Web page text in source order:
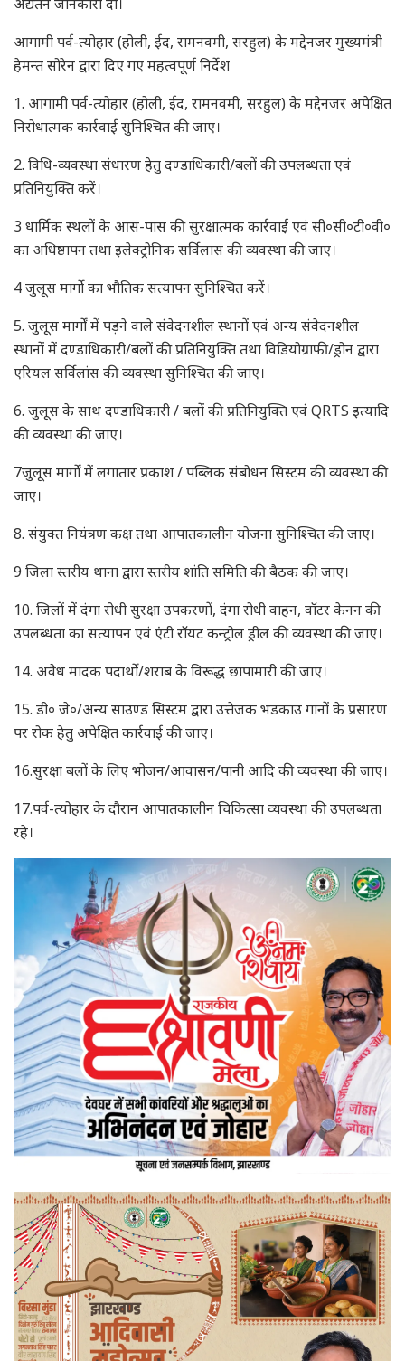
आगामी पर्व-त्योहार (होली, ईद, रामनवमी, सरहुल) के मद्देनजर मुख्यमंत्री
हेमन्त सोरेन द्वारा दिए गए महत्वपूर्ण निर्देश
1. आगामी पर्व-त्योहार (होली, ईद, रामनवमी, सरहुल) के मद्देनजर अपेक्षित
निरोधात्मक कार्रवाई सुनिश्चित की जाए।
2. विधि-व्यवस्था संधारण हेतु दण्डाधिकारी/बलों की उपलब्धता एवं
प्रतिनियुक्ति करें।
3 धार्मिक स्थलों के आस-पास की सुरक्षात्मक कार्रवाई एवं सी०सी०टी०वी०
का अधिष्ठापन तथा इलेक्ट्रोनिक सर्विलास की व्यवस्था की जाए।
4 जुलूस मार्गो का भौतिक सत्यापन सुनिश्चित करें।
5. जुलूस मार्गों में पड़ने वाले संवेदनशील स्थानों एवं अन्य संवेदनशील
स्थानों में दण्डाधिकारी/बलों की प्रतिनियुक्ति तथा विडियोग्राफी/ड्रोन द्वारा
एरियल सर्विलांस की व्यवस्था सुनिश्चित की जाए।
6. जुलूस के साथ दण्डाधिकारी / बलों की प्रतिनियुक्ति एवं QRTS इत्यादि
की व्यवस्था की जाए।
7जुलूस मार्गों में लगातार प्रकाश / पब्लिक संबोधन सिस्टम की व्यवस्था की
जाए।
8. संयुक्त नियंत्रण कक्ष तथा आपातकालीन योजना सुनिश्चित की जाए।
9 जिला स्तरीय थाना द्वारा स्तरीय शांति समिति की बैठक की जाए।
10. जिलों में दंगा रोधी सुरक्षा उपकरणों, दंगा रोधी वाहन, वॉटर केनन की
उपलब्धता का सत्यापन एवं एंटी रॉयट कन्ट्रोल ड्रील की व्यवस्था की जाए।
14. अवैध मादक पदार्थों/शराब के विरूद्ध छापामारी की जाए।
15. डी० जे०/अन्य साउण्ड सिस्टम द्वारा उत्तेजक भडकाउ गानों के प्रसारण
पर रोक हेतु अपेक्षित कार्रवाई की जाए।
16.सुरक्षा बलों के लिए भोजन/आवासन/पानी आदि की व्यवस्था की जाए।
17.पर्व-त्योहार के दौरान आपातकालीन चिकित्सा व्यवस्था की उपलब्धता
रहे।